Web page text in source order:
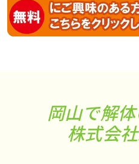
岡山で解
株式会